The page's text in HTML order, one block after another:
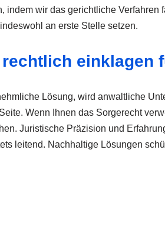
indem wir das gerichtliche Verfahren
an erste Stelle setzen.
einklagen
Lösung, wird anwaltliche
Wenn Ihnen das Sorgerecht
Juristische Präzision und
leitend. Nachhaltige Lösungen